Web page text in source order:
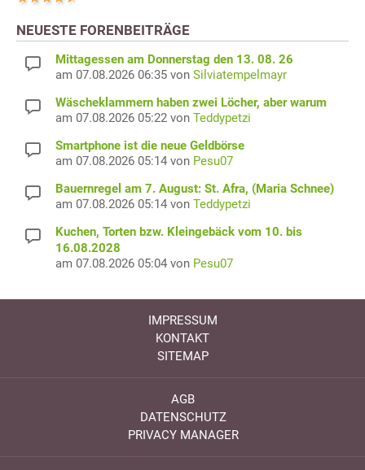
NEUESTE FORENBEITRÄGE
Mittagessen am Donnerstag den 13. 08. 26
am 07.08.2026 06:35 von Silviatempelmayr
Wäscheklammern haben zwei Löcher, aber warum
am 07.08.2026 05:22 von Teddypetzi
Smartphone ist die neue Geldbörse
am 07.08.2026 05:14 von Pesu07
Bauernregel am 7. August: St. Afra, (Maria Schnee)
am 07.08.2026 05:14 von Teddypetzi
Kuchen, Torten bzw. Kleingebäck vom 10. bis
16.08.2028
am 07.08.2026 05:04 von Pesu07
IMPRESSUM
KONTAKT
SITEMAP
AGB
DATENSCHUTZ
PRIVACY MANAGER